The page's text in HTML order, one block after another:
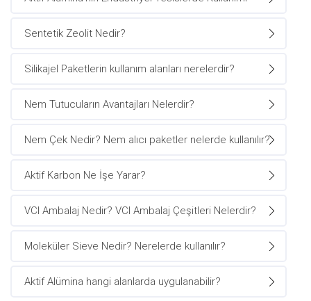
Sentetik Zeolit Nedir?
Silikajel Paketlerin kullanım alanları nerelerdir?
Nem Tutucuların Avantajları Nelerdir?
Nem Çek Nedir? Nem alıcı paketler nelerde kullanılır?
Aktif Karbon Ne İşe Yarar?
VCI Ambalaj Nedir? VCI Ambalaj Çeşitleri Nelerdir?
Moleküler Sieve Nedir? Nerelerde kullanılır?
Aktif Alümina hangi alanlarda uygulanabilir?